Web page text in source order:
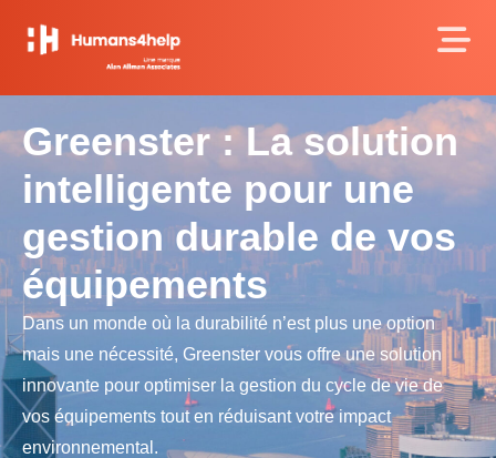
Greenster : La solution
intelligente pour une
gestion durable de vos
équipements
Dans un monde où la durabilité n’est plus une option
mais une nécessité, Greenster vous offre une solution
innovante pour optimiser la gestion du cycle de vie de
vos équipements tout en réduisant votre impact
environnemental.